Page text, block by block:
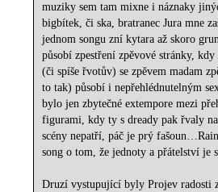
muziky sem tam mixne i náznaky
bigbítek, či ska, bratranec Jura mne
jednom songu zní kytara až skoro
působí zpestření zpěvové stránky,
(či spíše řvotův) se zpěvem madam
to tak) působí i nepřehlédnutelným
bylo jen zbytečné extempore mezi
figurami, kdy ty s dready pak řvaly
scény nepatří, páč je prý
song o tom, že jednoty a přátelství je
Druzí vystupující byly Projev radosti